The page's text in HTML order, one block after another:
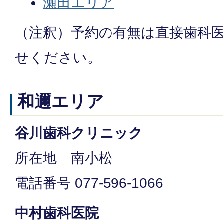
（注釈）予約の有無は直接歯科
せください。
和邇エリア
谷川歯科クリニック
所在地 南小松
電話番号 077-596-1066
中村歯科医院